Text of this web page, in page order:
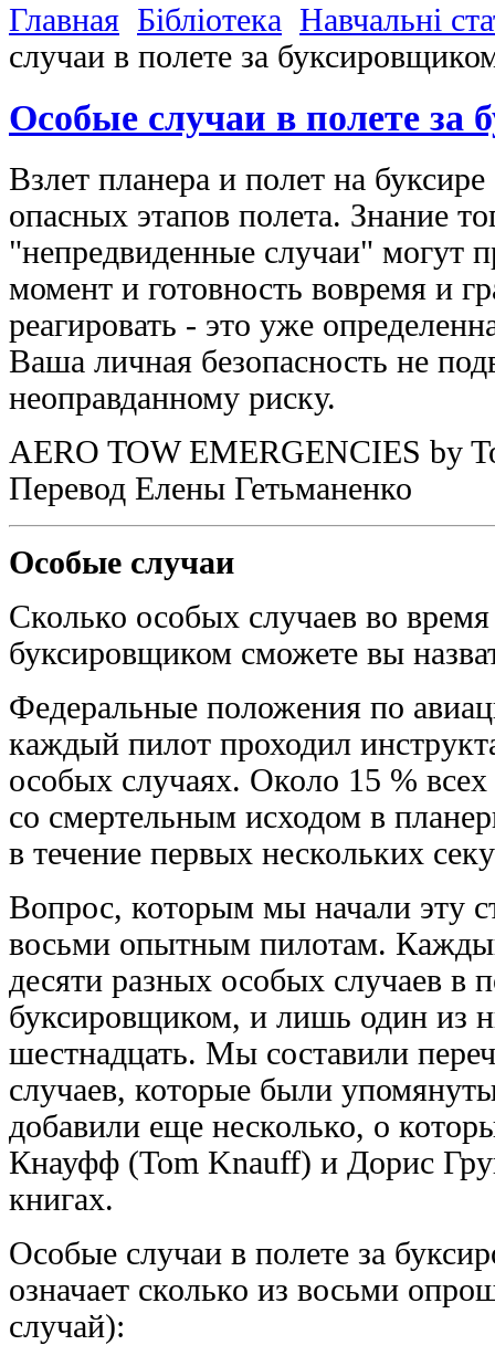
Главная Бібліотека Навчальні
случаи в полете за
Особые случаи в полете за
Взлет планера и полет на
опасных этапов полета. Знание
"непредвиденные случаи" могут
момент и готовность вовремя и
реагировать - это уже
Ваша личная безопасность не
неоправданному риску.
AERO TOW EMERGENCIES by
Перевод Елены Гетьманенко
Особые случаи
Сколько особых случаев во время
буксировщиком сможете вы
Федеральные положения по
каждый пилот проходил
особых случаях. Около 15 %
со смертельным исходом в
в течение первых нескольких
Вопрос, которым мы начали эту
восьми опытным пилотам.
десяти разных особых случаев в
буксировщиком, и лишь один из
шестнадцать. Мы составили
случаев, которые были
добавили еще несколько, о
Кнауфф (Tom Knauff) и Дорис
книгах.
Особые случаи в полете за
означает сколько из восьми
случай):